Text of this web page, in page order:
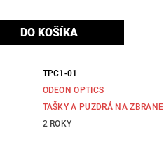
TPC1-01
ODEON OPTICS
TAŠKY A PUZDRÁ NA ZBRANE
2 ROKY